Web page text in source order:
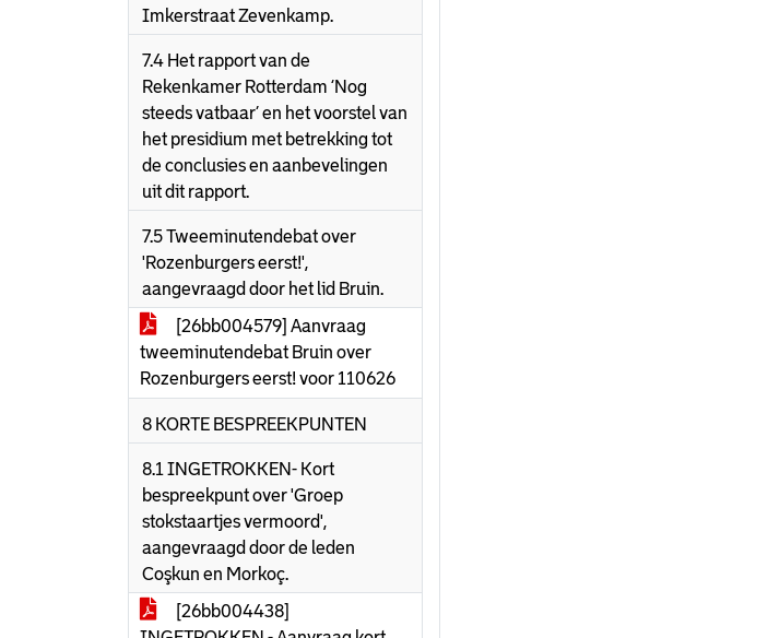
Imkerstraat Zevenkamp.
7.4 Het rapport van de
Rekenkamer Rotterdam ‘Nog
steeds vatbaar’ en het voorstel van
het presidium met betrekking tot
de conclusies en aanbevelingen
uit dit rapport.
7.5 Tweeminutendebat over
'Rozenburgers eerst!',
aangevraagd door het lid Bruin.
[26bb004579] Aanvraag
tweeminutendebat Bruin over
Rozenburgers eerst! voor 110626
8 KORTE BESPREEKPUNTEN
8.1 INGETROKKEN- Kort
bespreekpunt over 'Groep
stokstaartjes vermoord',
aangevraagd door de leden
Coşkun en Morkoç.
[26bb004438]